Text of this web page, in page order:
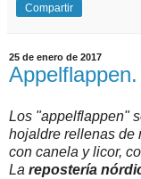
Compartir
25 de enero de 2017
Los "appelflappen"
hojaldre rellenas de
con canela y licor,
La repostería